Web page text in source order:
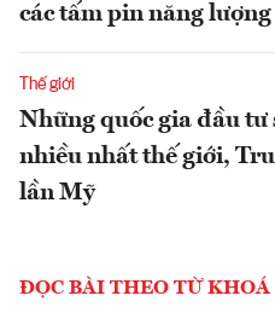
các tấm pin năng
Thế giới
Những quốc gia đầu tư
nhiều nhất thế giới,
lần Mỹ
ĐỌC BÀI THEO TỪ KHOÁ